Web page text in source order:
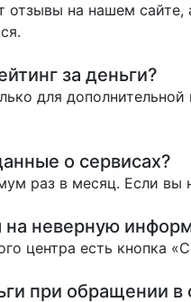
отзывы на нашем
за деньги?
для
о сервисах?
раз в месяц. Если
неверную
центра есть кнопка
при обращении в